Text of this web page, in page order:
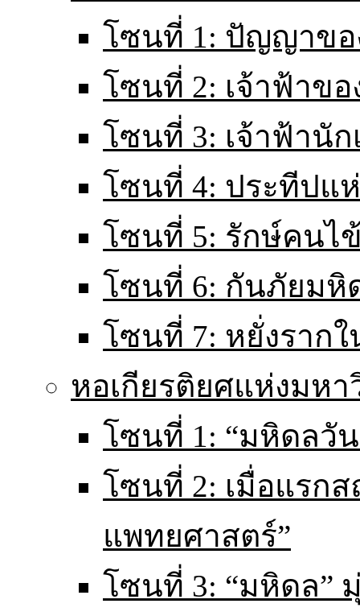
โซนที่ 1: ปัญญาข
โซนที่ 2: เจ้าฟ้าข
โซนที่ 3: เจ้าฟ้านัก
โซนที่ 4: ประทีปแ
โซนที่ 5: รักษ์คนไ
โซนที่ 6: กันภัยมหิ
โซนที่ 7: หยั่งราก
หอเกียรติยศแห่งมห
โซนที่ 1: “มหิดลวั
โซนที่ 2: เมื่อแรก
แพทยศาสตร์”
โซนที่ 3: “มหิดล”